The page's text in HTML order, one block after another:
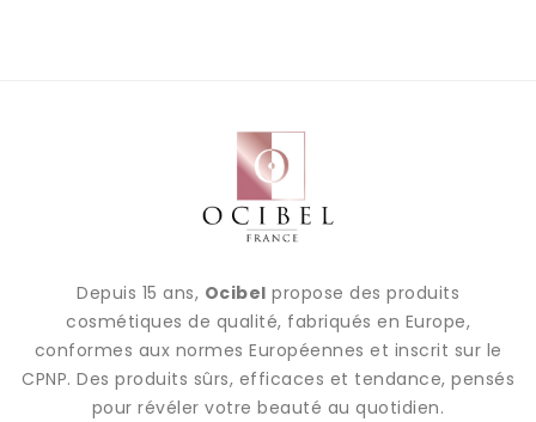
Depuis 15 ans, Ocibel propose des produits
cosmétiques de qualité, fabriqués en Europe,
conformes aux normes Européennes et inscrit sur le
CPNP. Des produits sûrs, efficaces et tendance, pensés
pour révéler votre beauté au quotidien.